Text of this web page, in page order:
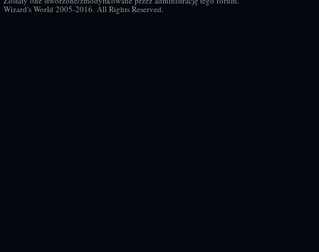
Wizard's World 2005-2016. All Rights Reserved.